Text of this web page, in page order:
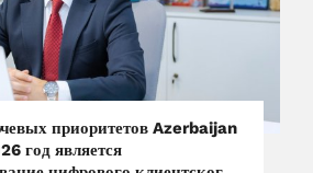
приоритетов Azerbaijan
год является